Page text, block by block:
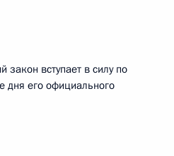
вступает в силу по
дня его официального